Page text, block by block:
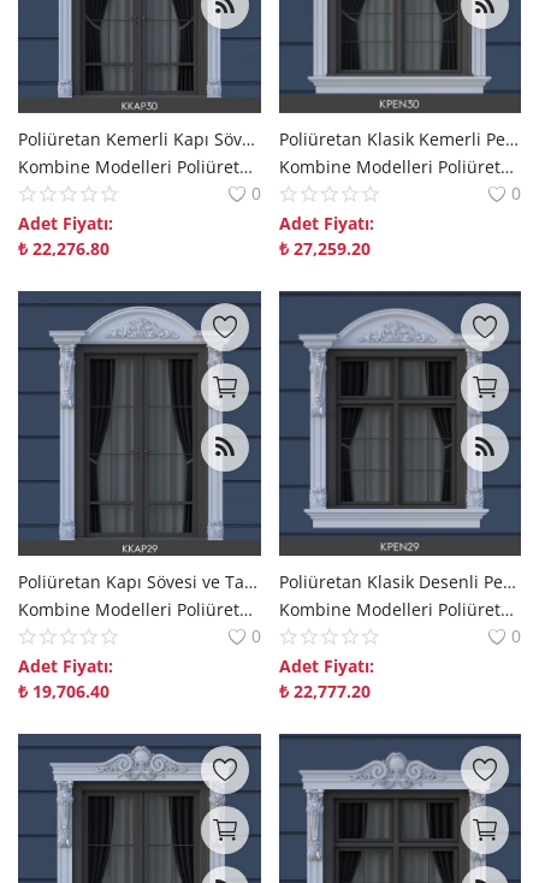
Poliüretan Kemerli Kapı Sövesi ve Sütun Kombini
Kombine Modelleri Poliüretan Kombine Modelleri Dekorix polure
0
Adet Fiyatı:
₺ 22,276.80
Poliüretan Klasik Kemerli Pencere Sövesi ve Taç Modeli
Kombine Modelleri Poliüretan Kombine Modelleri Dekorix polure
0
Adet Fiyatı:
₺27,259.20
Poliüretan Kapı Sövesi ve Taç Kombini KKAP29
Kombine Modelleri Poliüretan Kombine Modelleri Dekorix polure
0
Adet Fiyatı:
₺ 19,706.40
Poliüretan Klasik Desenli Pencere Söve ve Alınlık Seti
Kombine Modelleri Poliüretan Kombine Modelleri Dekorix polure
0
Adet Fiyatı:
₺22,777.20